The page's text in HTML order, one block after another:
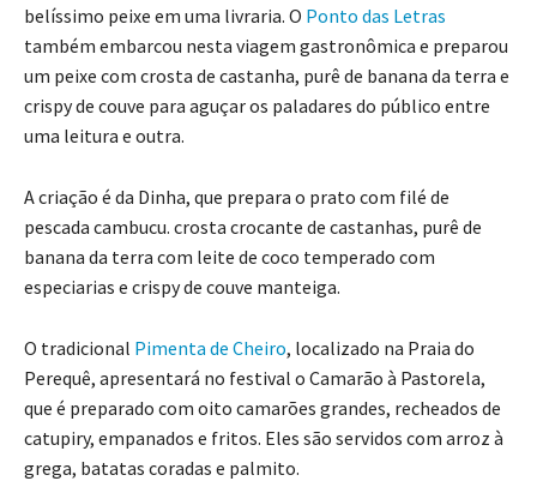
belíssimo peixe em uma livraria. O Ponto das Letras
também embarcou nesta viagem gastronômica e preparou
um peixe com crosta de castanha, purê de banana da terra e
crispy de couve para aguçar os paladares do público entre
uma leitura e outra.
A criação é da Dinha, que prepara o prato com filé de
pescada cambucu. crosta crocante de castanhas, purê de
banana da terra com leite de coco temperado com
especiarias e crispy de couve manteiga.
O tradicional Pimenta de Cheiro, localizado na Praia do
Perequê, apresentará no festival o Camarão à Pastorela,
que é preparado com oito camarões grandes, recheados de
catupiry, empanados e fritos. Eles são servidos com arroz à
grega, batatas coradas e palmito.